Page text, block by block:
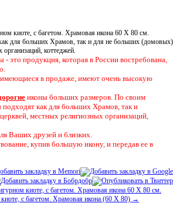
киоте, с багетом. Храмовая икона 60 Х 80 см.
для больших Храмов, так и для не больших (домовых)
коттеджей.
это продукция, которая в России востребована,
в продаже, имеют очень высокую
иконы больших размеров. По своим
как для больших Храмов, так и
местных религиозных организаций,
Ваших друзей и близких.
купив большую икону, и передав ее в
киоте, с багетом. Храмовая икона 60 Х 80 см.
с багетом. Храмовая икона (60 Х 80) →